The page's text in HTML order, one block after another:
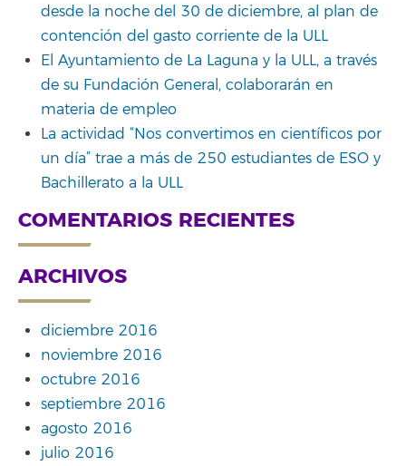
desde la noche del 30 de diciembre, al plan de
contención del gasto corriente de la ULL
El Ayuntamiento de La Laguna y la ULL, a través
de su Fundación General, colaborarán en
materia de empleo
La actividad “Nos convertimos en científicos por
un día” trae a más de 250 estudiantes de ESO y
Bachillerato a la ULL
COMENTARIOS RECIENTES
ARCHIVOS
diciembre 2016
noviembre 2016
octubre 2016
septiembre 2016
agosto 2016
julio 2016